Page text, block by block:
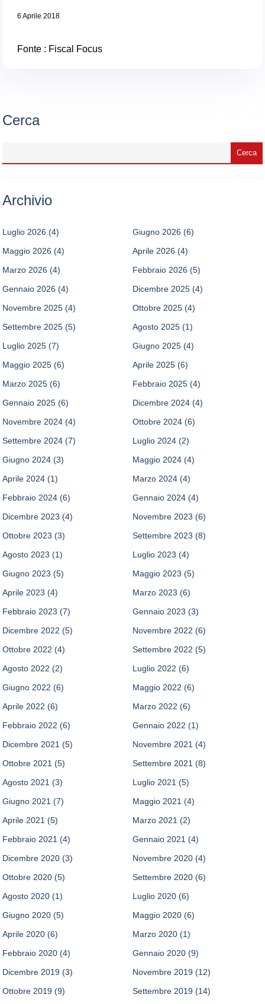
6 Aprile 2018
Fonte : Fiscal Focus
Cerca
Archivio
Luglio 2026 (4) Giugno 2026 (6)
Maggio 2026 (4) Aprile 2026 (4)
Marzo 2026 (4) Febbraio 2026 (5)
Gennaio 2026 (4) Dicembre 2025 (4)
Novembre 2025 (4) Ottobre 2025 (4)
Settembre 2025 (5) Agosto 2025 (1)
Luglio 2025 (7) Giugno 2025 (4)
Maggio 2025 (6) Aprile 2025 (6)
Marzo 2025 (6) Febbraio 2025 (4)
Gennaio 2025 (6) Dicembre 2024 (4)
Novembre 2024 (4) Ottobre 2024 (6)
Settembre 2024 (7) Luglio 2024 (2)
Giugno 2024 (3) Maggio 2024 (4)
Aprile 2024 (1) Marzo 2024 (4)
Febbraio 2024 (6) Gennaio 2024 (4)
Dicembre 2023 (4) Novembre 2023 (6)
Ottobre 2023 (3) Settembre 2023 (8)
Agosto 2023 (1) Luglio 2023 (4)
Giugno 2023 (5) Maggio 2023 (5)
Aprile 2023 (4) Marzo 2023 (6)
Febbraio 2023 (7) Gennaio 2023 (3)
Dicembre 2022 (5) Novembre 2022 (6)
Ottobre 2022 (4) Settembre 2022 (5)
Agosto 2022 (2) Luglio 2022 (6)
Giugno 2022 (6) Maggio 2022 (6)
Aprile 2022 (6) Marzo 2022 (6)
Febbraio 2022 (6) Gennaio 2022 (1)
Dicembre 2021 (5) Novembre 2021 (4)
Ottobre 2021 (5) Settembre 2021 (8)
Agosto 2021 (3) Luglio 2021 (5)
Giugno 2021 (7) Maggio 2021 (4)
Aprile 2021 (5) Marzo 2021 (2)
Febbraio 2021 (4) Gennaio 2021 (4)
Dicembre 2020 (3) Novembre 2020 (4)
Ottobre 2020 (5) Settembre 2020 (6)
Agosto 2020 (1) Luglio 2020 (6)
Giugno 2020 (5) Maggio 2020 (6)
Aprile 2020 (6) Marzo 2020 (1)
Febbraio 2020 (4) Gennaio 2020 (9)
Dicembre 2019 (3) Novembre 2019 (12)
Ottobre 2019 (9) Settembre 2019 (14)